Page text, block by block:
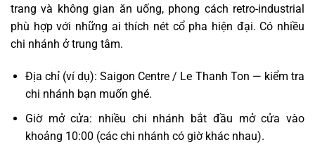
trang và không gian ăn uống, phong cách retro-industrial
phù hợp với những ai thích nét cổ pha hiện đại. Có nhiều
chi nhánh ở trung tâm.
Địa chỉ (ví dụ): Saigon Centre / Le Thanh Ton — kiểm tra
chi nhánh bạn muốn ghé.
Giờ mở cửa: nhiều chi nhánh bắt đầu mở cửa vào
khoảng 10:00 (các chi nhánh có giờ khác nhau).